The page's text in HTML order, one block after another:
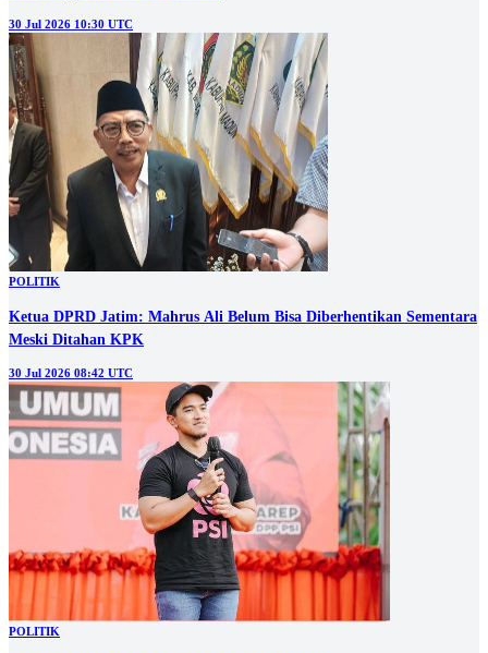
30 Jul 2026 10:30 UTC
POLITIK
Ketua DPRD Jatim: Mahrus Ali Belum Bisa Diberhentikan Sementara
Meski Ditahan KPK
30 Jul 2026 08:42 UTC
POLITIK